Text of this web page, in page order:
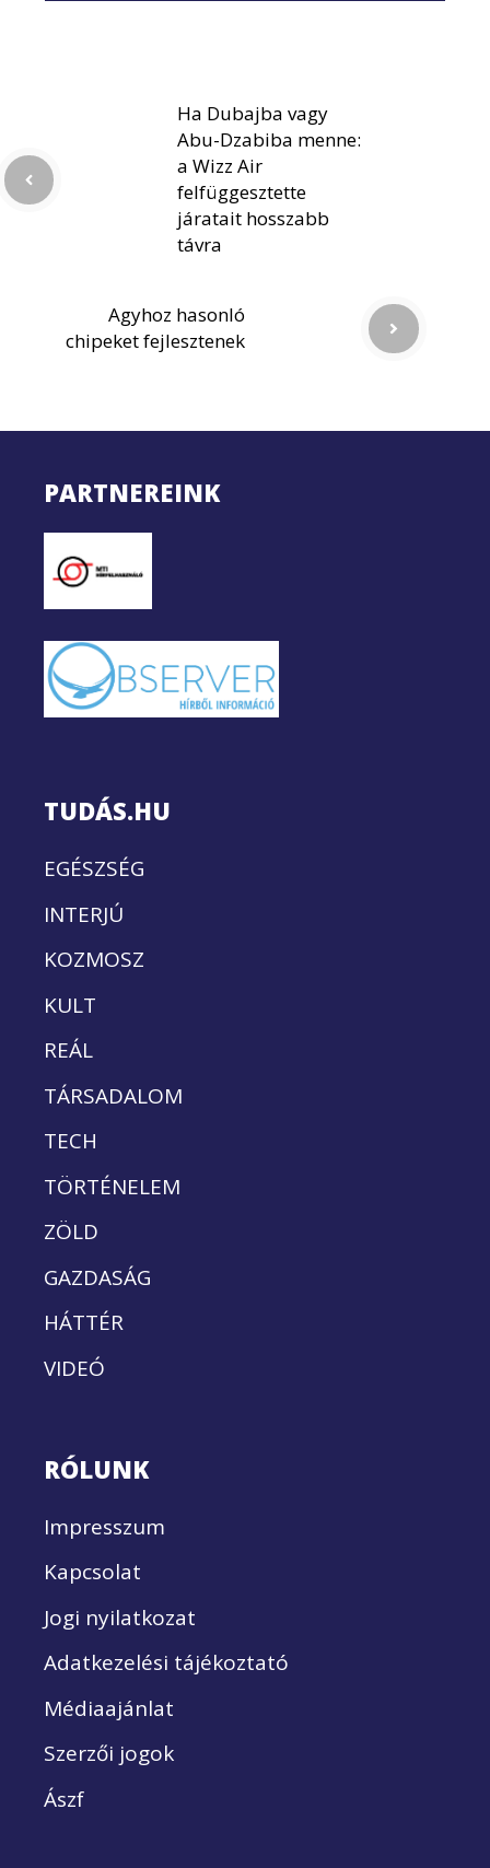
Ha Dubajba vagy
Abu-Dzabiba menne:
a Wizz Air
felfüggesztette
járatait hosszabb
távra
Agyhoz hasonló
chipeket fejlesztenek
PARTNEREINK
TUDÁS.HU
EGÉSZSÉG
INTERJÚ
KOZMOSZ
KULT
REÁL
TÁRSADALOM
TECH
TÖRTÉNELEM
ZÖLD
GAZDASÁG
HÁTTÉR
VIDEÓ
RÓLUNK
Impresszum
Kapcsolat
Jogi nyilatkozat
Adatkezelési tájékoztató
Médiaajánlat
Szerzői jogok
Ászf